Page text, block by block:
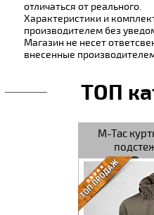
отличаться от реального.
Характеристики и
производителем без
Магазин не несет
внесенные
ТОП
M-Tac